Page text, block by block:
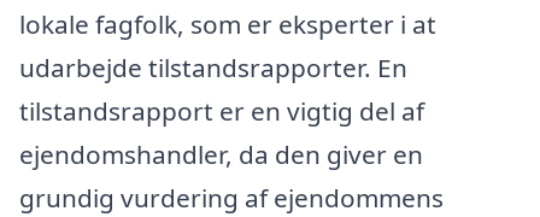
lokale fagfolk, som er eksperter i at
udarbejde tilstandsrapporter. En
tilstandsrapport er en vigtig del af
ejendomshandler, da den giver en
grundig vurdering af ejendommens